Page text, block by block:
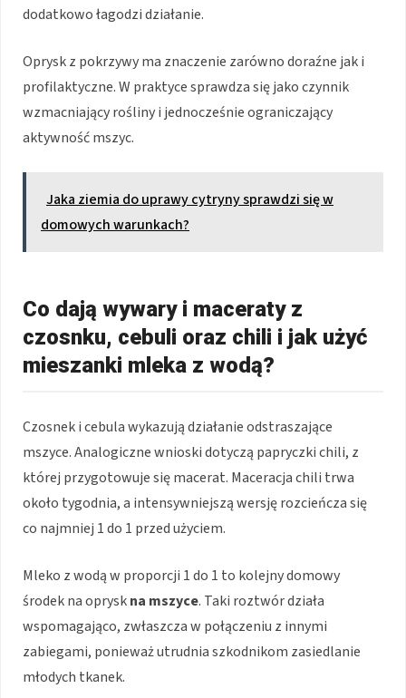
dodatkowo łagodzi działanie.
Oprysk z pokrzywy ma znaczenie zarówno doraźne jak i
profilaktyczne. W praktyce sprawdza się jako czynnik
wzmacniający rośliny i jednocześnie ograniczający
aktywność mszyc.
Jaka ziemia do uprawy cytryny sprawdzi się w
domowych warunkach?
Co dają wywary i maceraty z
czosnku, cebuli oraz chili i jak użyć
mieszanki mleka z wodą?
Czosnek i cebula wykazują działanie odstraszające
mszyce. Analogiczne wnioski dotyczą papryczki chili, z
której przygotowuje się macerat. Maceracja chili trwa
około tygodnia, a intensywniejszą wersję rozcieńcza się
co najmniej 1 do 1 przed użyciem.
Mleko z wodą w proporcji 1 do 1 to kolejny domowy
środek na opryskna mszyce. Taki roztwór działa
wspomagająco, zwłaszcza w połączeniu z innymi
zabiegami, ponieważ utrudnia szkodnikom zasiedlanie
młodych tkanek.